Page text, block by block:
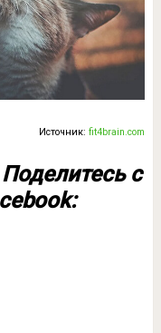
Источник:fit4brain.com
с